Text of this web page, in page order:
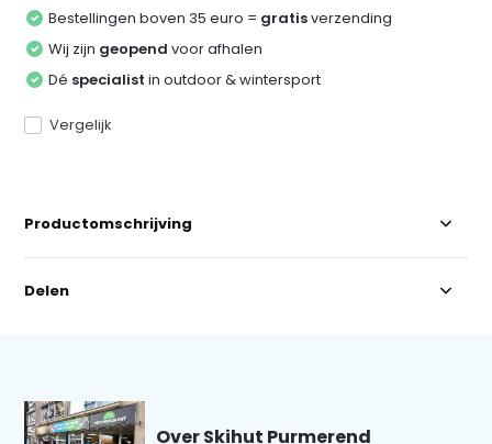
Bestellingen boven 35 euro = gratisverzending
Wij zijn geopend voor afhalen
Dé specialist in outdoor & wintersport
Vergelijk
Productomschrijving
Delen
Over Skihut Purmerend